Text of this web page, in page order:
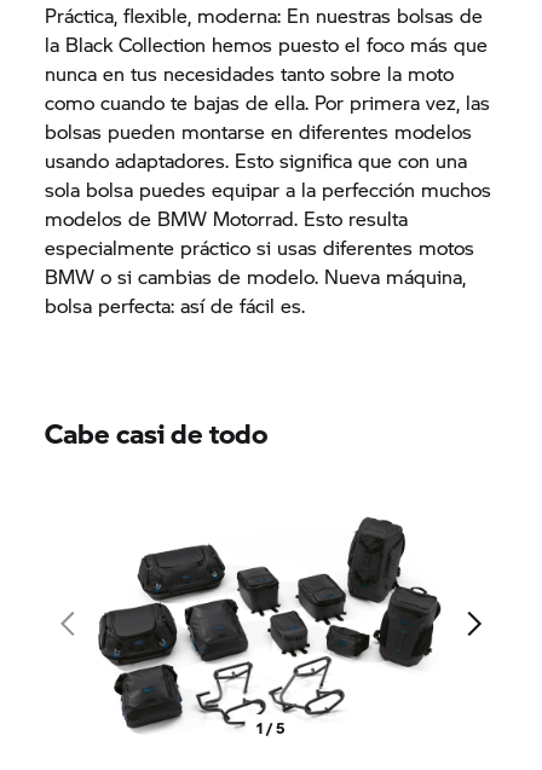
Práctica, flexible, moderna: En nuestras bolsas de
la Black Collection hemos puesto el foco más que
nunca en tus necesidades tanto sobre la moto
como cuando te bajas de ella. Por primera vez, las
bolsas pueden montarse en diferentes modelos
usando adaptadores. Esto significa que con una
sola bolsa puedes equipar a la perfección muchos
modelos de BMW Motorrad. Esto resulta
especialmente práctico si usas diferentes motos
BMW o si cambias de modelo. Nueva máquina,
bolsa perfecta: así de fácil es.
Cabe casi de todo
1 / 5